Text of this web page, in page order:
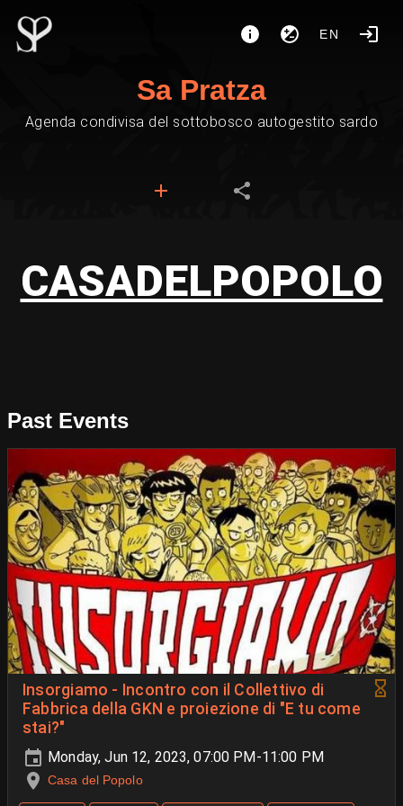
EN
Sa Pratza
Agenda condivisa del sottobosco autogestito sardo
CASADELPOPOLO
Past Events
Insorgiamo - Incontro con il Collettivo di
Fabbrica della GKN e proiezione di "E tu come
stai?"
Monday, Jun 12, 2023, 07:00 PM-11:00 PM
Casa del Popolo